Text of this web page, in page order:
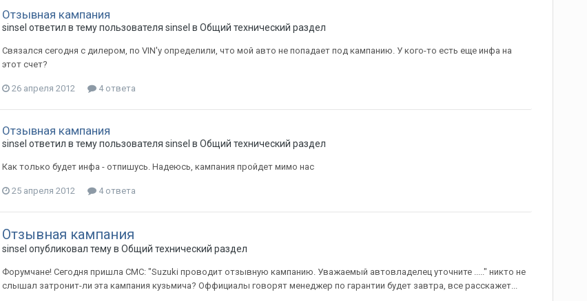
Отзывная кампания
sinsel ответил в тему пользователя sinsel в Общий технический раздел
Связался сегодня с дилером, по VIN'у определили, что мой авто не попадает под кампанию. У кого-то есть еще инфа на
этот счет?
26 апреля 2012 4 ответа
Отзывная кампания
sinsel ответил в тему пользователя sinsel в Общий технический раздел
Как только будет инфа - отпишусь. Надеюсь, кампания пройдет мимо нас
25 апреля 2012 4 ответа
Отзывная кампания
sinsel опубликовал тему в Общий технический раздел
Форумчане! Сегодня пришла СМС: "Suzuki проводит отзывную кампанию. Уважаемый автовладелец уточните ....." никто не
слышал затронит-ли эта кампания кузьмича? Оффициалы говорят менеджер по гарантии будет завтра, все расскажет...